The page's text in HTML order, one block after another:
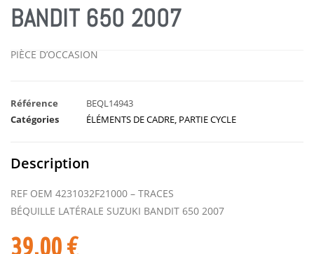
BANDIT 650 2007
PIÈCE D’OCCASION
Référence
BEQL14943
Catégories
ÉLÉMENTS DE CADRE PARTIE CYCLE
Description
REF OEM 4231032F21000 – TRACES
BÉQUILLE LATÉRALE SUZUKI BANDIT 650 2007
39,00€